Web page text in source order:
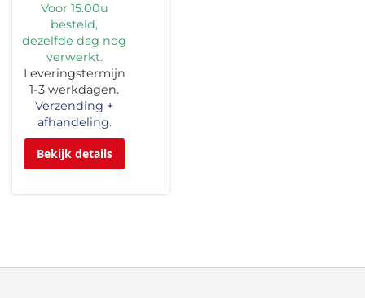
Voor 15.00u
besteld,
dezelfde dag nog
verwerkt.
Leveringstermijn
1-3 werkdagen.
Verzending +
afhandeling.
Bekijk details